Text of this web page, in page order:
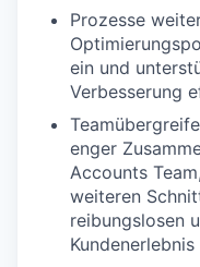
Prozesse
ein und
Verbesserung
enger
Accounts
weiteren
reibungslosen
Kundenerlebnis